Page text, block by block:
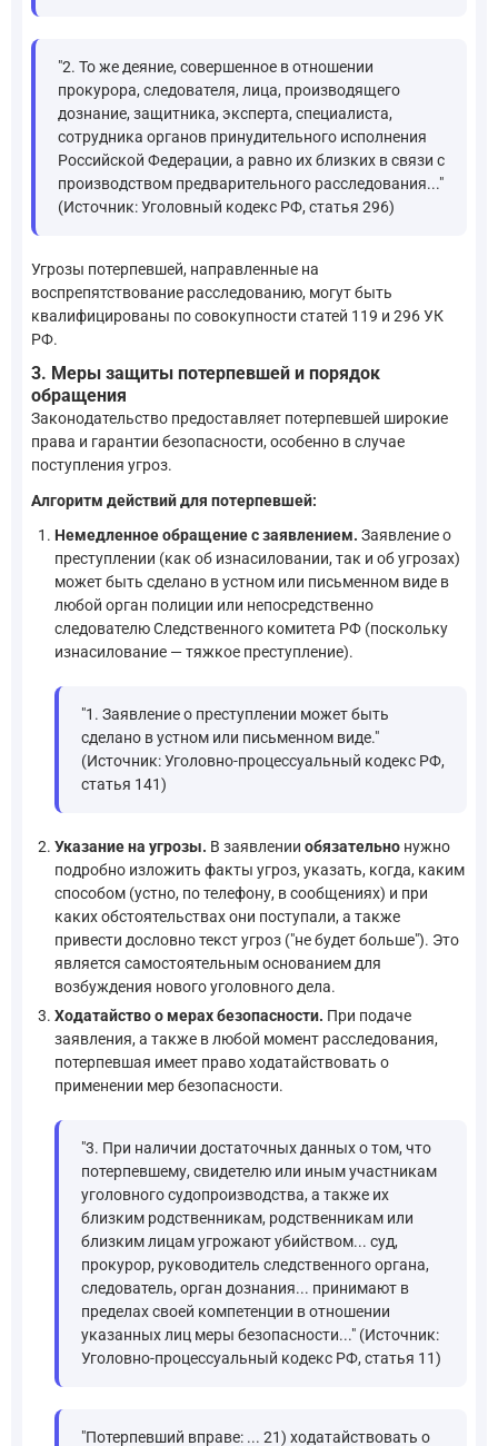
"2. То же деяние, совершенное в отношении
прокурора, следователя, лица, производящего
дознание, защитника, эксперта, специалиста,
сотрудника органов принудительного исполнения
Российской Федерации, а равно их близких в связи с
производством предварительного расследования..."
(Источник: Уголовный кодекс РФ, статья 296)
Угрозы потерпевшей, направленные на
воспрепятствование расследованию, могут быть
квалифицированы по совокупности статей 119 и 296 УК
РФ.
3. Меры защиты потерпевшей и порядок
обращения
Законодательство предоставляет потерпевшей широкие
права и гарантии безопасности, особенно в случае
поступления угроз.
Алгоритм действий для потерпевшей:
Немедленное обращение с заявлением. Заявление о
преступлении (как об изнасиловании, так и об угрозах)
может быть сделано в устном или письменном виде в
любой орган полиции или непосредственно
следователю Следственного комитета РФ (поскольку
изнасилование — тяжкое преступление).
"1. Заявление о преступлении может быть
сделано в устном или письменном виде."
(Источник: Уголовно-процессуальный кодекс РФ,
статья 141)
Указание на угрозы. В заявлении обязательно нужно
подробно изложить факты угроз, указать, когда, каким
способом (устно, по телефону, в сообщениях) и при
каких обстоятельствах они поступали, а также
привести дословно текст угроз ("не будет больше"). Это
является самостоятельным основанием для
возбуждения нового уголовного дела.
Ходатайство о мерах безопасности. При подаче
заявления, а также в любой момент расследования,
потерпевшая имеет право ходатайствовать о
применении мер безопасности.
"3. При наличии достаточных данных о том, что
потерпевшему, свидетелю или иным участникам
уголовного судопроизводства, а также их
близким родственникам, родственникам или
близким лицам угрожают убийством... суд,
прокурор, руководитель следственного органа,
следователь, орган дознания... принимают в
пределах своей компетенции в отношении
указанных лиц меры безопасности..." (Источник:
Уголовно-процессуальный кодекс РФ, статья 11)
"Потерпевший вправе: ... 21) ходатайствовать о